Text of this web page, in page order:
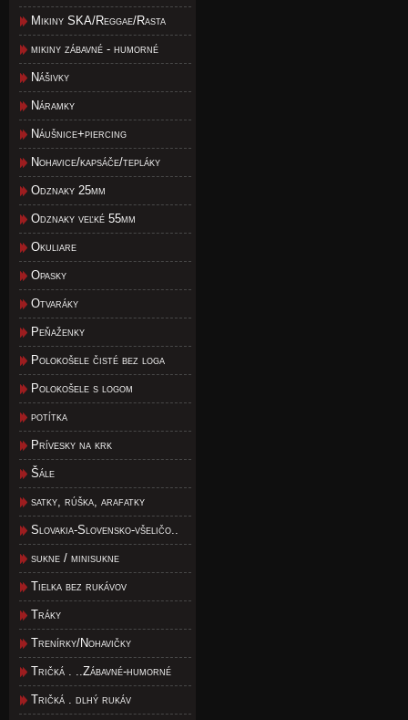
Mikiny SKA/Reggae/Rasta
mikiny zábavné - humorné
Nášivky
Náramky
Náušnice+piercing
Nohavice/kapsáče/tepláky
Odznaky 25mm
Odznaky veľké 55mm
Okuliare
Opasky
Otvaráky
Peňaženky
Polokošele čisté bez loga
Polokošele s logom
potítka
Prívesky na krk
Šále
satky, rúška, arafatky
Slovakia-Slovensko-všeličo..
sukne / minisukne
Tielka bez rukávov
Tráky
Trenírky/Nohavičky
Tričká . ..Zábavné-humorné
Tričká . dlhý rukáv